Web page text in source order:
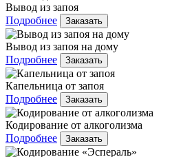
Вывод из запоя
Подробнее
Заказать
Вывод из запоя на дому
Подробнее
Заказать
Капельница от запоя
Подробнее
Заказать
Кодирование от алкоголизма
Подробнее
Заказать